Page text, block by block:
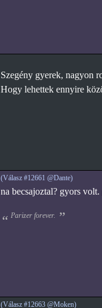
Szegény gyerek, nagyon
Hogy lehettek ennyire
(Válasz #12661 @Dante)
na becsajoztal? gyors
Parizer forever.
(Válasz #12663 @Moken)